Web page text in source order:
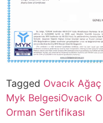
Tagged Ovacık
Myk BelgesiOvacık
Orman Sertifikası